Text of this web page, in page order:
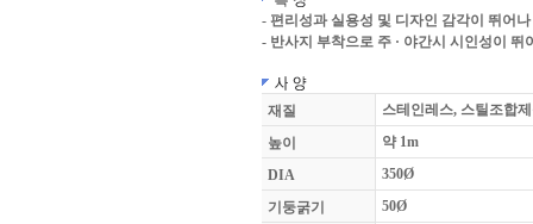
- 편리성과 실용성 및 디자인 감각이 뛰어
- 반사지 부착으로 주 · 야간시 시인성이 뛰
재질
스테인레스, 스틸조합
높이
약 1m
DIA
350Ø
기둥굵기
50Ø